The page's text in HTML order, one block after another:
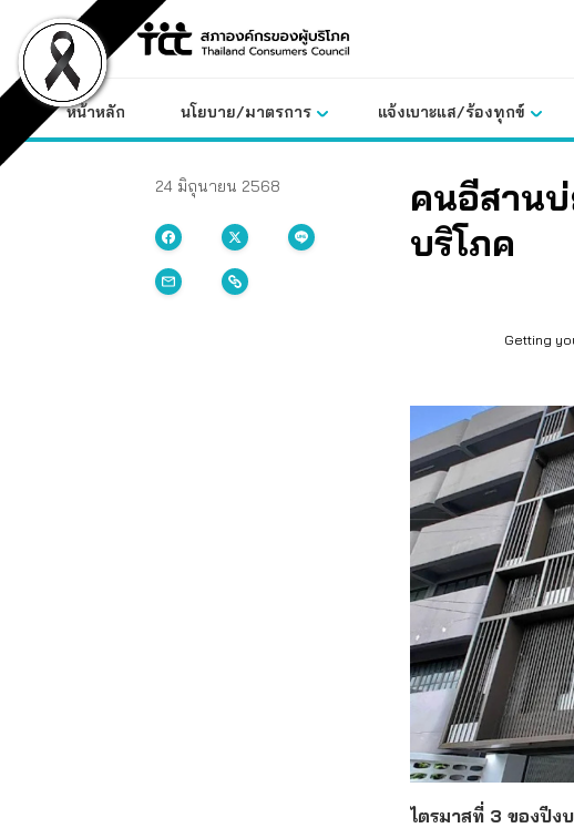
content
หน้าหลัก นโยบาย/มาตรการ แจ้งเบาะแส/ร้องทุกข์
24 มิถุนายน 2568
คนอีสานบ่
บริโภค
Getting
ไตรมาสที่ 3 ของปีง